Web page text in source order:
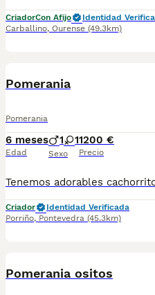
CriadorCon Afijo
Identidad
Carballino, Ourense (49.3km)
Pomerania
Pomerania
6 meses
Edad
1 1
Sexo
1200 €
Precio
Criador
Identidad Verificada
Porriño, Pontevedra (45.3km)
Pomerania ositos